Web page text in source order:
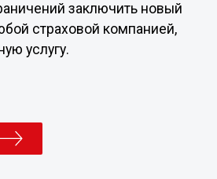
заключить новый
страховой компанией,
услугу.